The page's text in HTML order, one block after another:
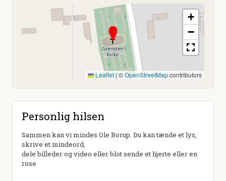
+
−
Leaflet | ©OpenStreetMapcontributors
Personlig hilsen
Sammen kan vi mindes Ole Borup. Du kan tænde et lys,
skrive et mindeord,
dele billeder og video eller blot sende et hjerte eller en
rose